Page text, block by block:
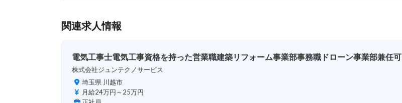
関連求人情報
電気工事士電気工事資格を持った営業職建築リフォーム事業部事務職ドローン事業部兼任可
株式会社ジュンテクノサービス
埼玉県 川越市
月給24万円～25万円